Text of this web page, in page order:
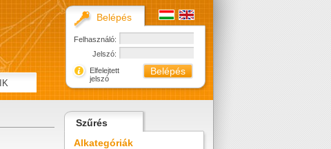
Szűrés
Alkategóriák
Belépés
Felhasználó:
Jelszó:
Elfelejtett
jelszó